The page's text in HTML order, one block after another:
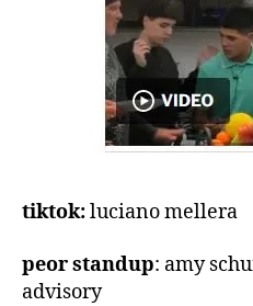
tiktok:luciano mellera
peor standup: amy
advisory